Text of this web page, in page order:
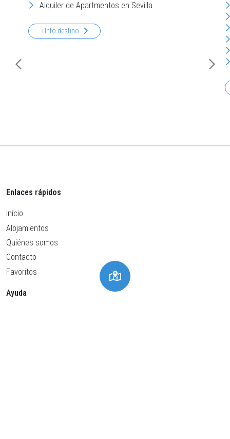
Alquiler de Apartmentos en Sevilla
+Info destino
Enlaces rápidos
Inicio
Alojamientos
Quiénes somos
Contacto
Favoritos
Ayuda